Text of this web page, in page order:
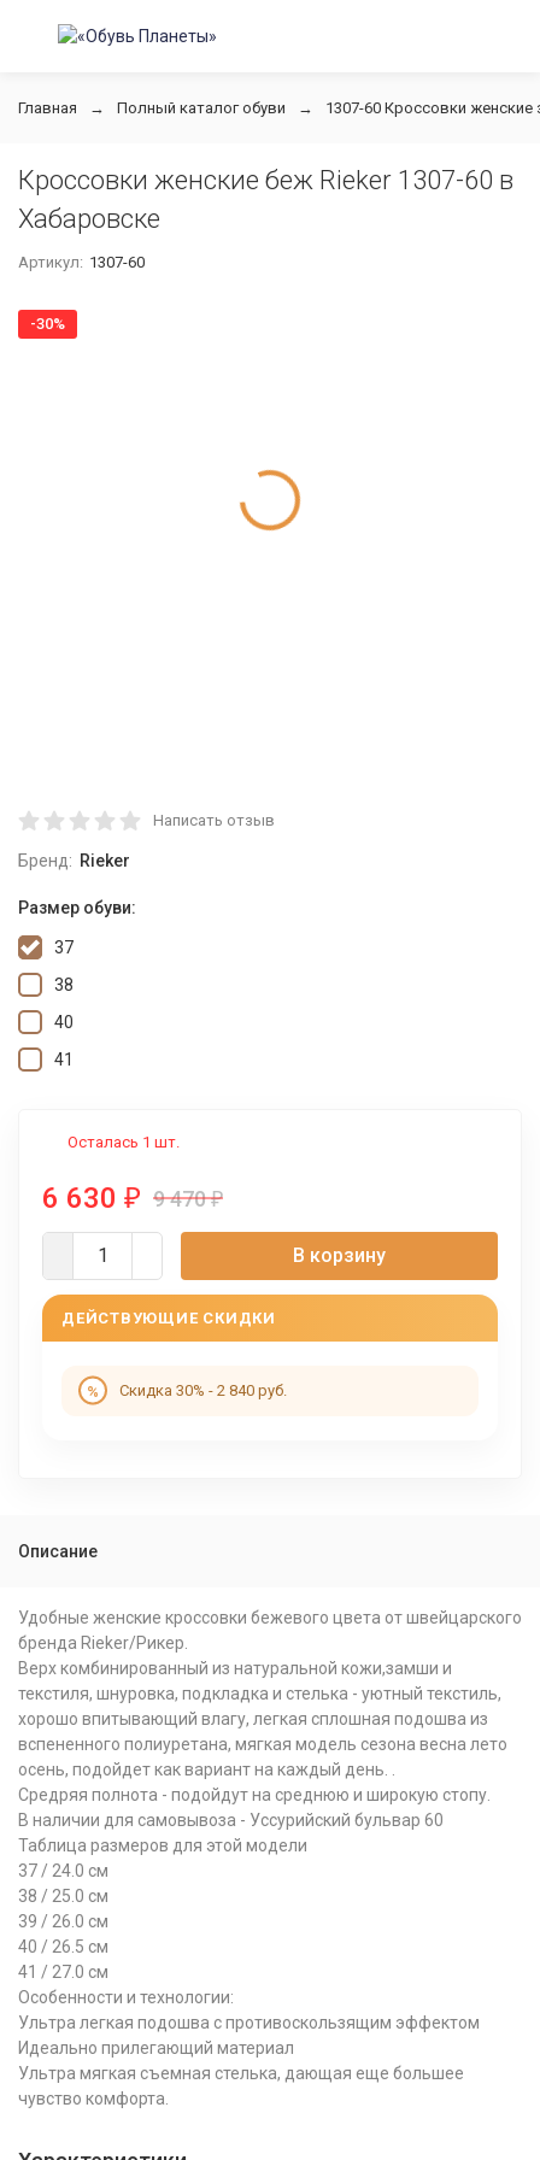
Главная Полный каталог обуви 1307-60 Кроссовки
Кроссовки женские беж Rieker 1307-60 в
Хабаровске
Артикул: 1307-60
-30%
Написать отзыв
Бренд: Rieker
Размер обуви:
37
38
40
41
Осталась 1 шт.
6 630 ₽ 9 470₽
В корзину
ДЕЙСТВУЮЩИЕ СКИДКИ
Скидка 30% - 2 840 руб.
Описание
Удобные женские кроссовки бежевого цвета от швейцарского
бренда Rieker/Рикер.
Верх комбинированный из натуральной кожи,замши и
текстиля, шнуровка, подкладка и стелька - уютный текстиль,
хорошо впитывающий влагу, легкая сплошная подошва из
вспененного полиуретана, мягкая модель сезона весна лето
осень, подойдет как вариант на каждый день. .
Средряя полнота - подойдут на среднюю и широкую стопу.
В наличии для самовывоза - Уссурийский бульвар 60
Таблица размеров для этой модели
37 / 24.0 см
38 / 25.0 см
39 / 26.0 см
40 / 26.5 см
41 / 27.0 см
Особенности и технологии:
Ультра легкая подошва с противоскользящим эффектом
Идеально прилегающий материал
Ультра мягкая съемная стелька, дающая еще большее
чувство комфорта.